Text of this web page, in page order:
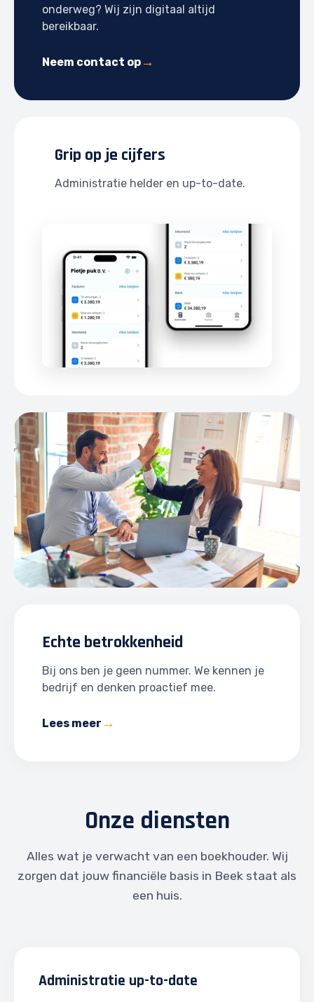
onderweg? Wij zijn digitaal altijd
bereikbaar.
Neem contact op
Grip op je cijfers
Administratie helder en up-to-date.
Echte betrokkenheid
Bij ons ben je geen nummer. We kennen je
bedrijf en denken proactief mee.
Lees meer
Onze diensten
Alles wat je verwacht van een boekhouder. Wij
zorgen dat jouw financiële basis in Beek staat als
een huis.
Administratie up-to-date